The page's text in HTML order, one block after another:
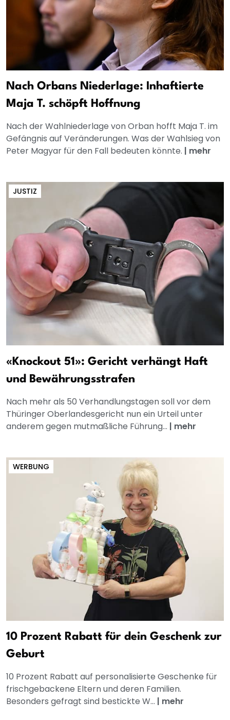
Nach Orbans Niederlage: Inhaftierte
Maja T. schöpft Hoffnung
Nach der Wahlniederlage von Orban hofft Maja T. im
Gefängnis auf Veränderungen. Was der Wahlsieg von
Peter Magyar für den Fall bedeuten könnte. | mehr
JUSTIZ
«Knockout 51»: Gericht verhängt Haft
und Bewährungsstrafen
Nach mehr als 50 Verhandlungstagen soll vor dem
Thüringer Oberlandesgericht nun ein Urteil unter
anderem gegen mutmaßliche Führung... | mehr
WERBUNG
10 Prozent Rabatt für dein Geschenk zur
Geburt
10 Prozent Rabatt auf personalisierte Geschenke für
frischgebackene Eltern und deren Familien.
Besonders gefragt sind bestickte W... | mehr